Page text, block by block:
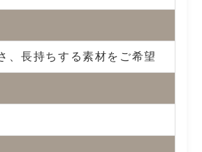
、長持ちする素材をご希望